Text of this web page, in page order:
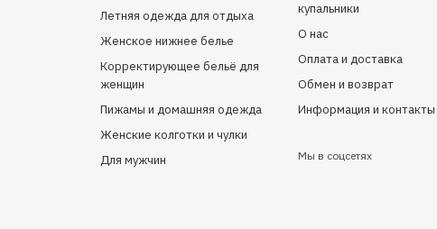
Летняя одежда для отдыха
Женское нижнее белье
Корректирующее бельё для
женщин
Пижамы и домашняя одежда
Женские колготки и чулки
Для мужчин
купальники
О нас
Оплата и доставка
Обмен и возврат
Информация и контакты
Мы в соцсетях